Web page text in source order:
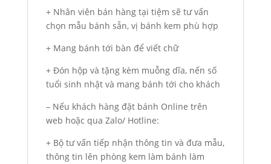
+ Nhân viên bán hàng tại tiệm sẽ tư vấn
chọn mẫu bánh sẵn, vị bánh kem phù hợp
+ Mang bánh tới bàn để viết chữ
+ Đón hộp và tặng kèm muỗng dĩa, nến số
tuổi sinh nhật và mang bánh tới cho khách
– Nếu khách hàng đặt bánh Online trên
web hoặc qua Zalo/ Hotline:
+ Bộ tư vấn tiếp nhận thông tin và đưa mẫu,
thông tin lên phòng kem làm bánh làm